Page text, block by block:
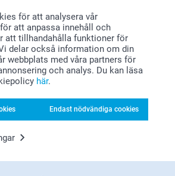
för att analysera vår
att anpassa innehåll och
att tillhandahålla funktioner för
delar också information om din
webbplats med våra partners för
och analys. Du kan läsa
här.
Endast nödvändiga cookies
Mer än 10 varianter
Från 239,00
(243 omdömen)
smartphoto